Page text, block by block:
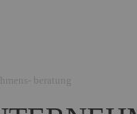
beratung